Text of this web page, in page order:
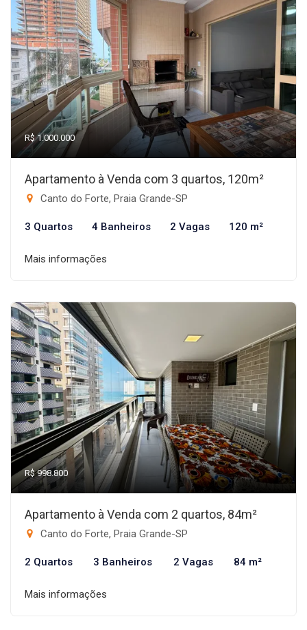
R$ 1.000.000
Apartamento à Venda com 3 quartos, 120m²
Canto do Forte, Praia Grande-SP
3 Quartos 4 Banheiros 2 Vagas 120 m²
Mais informações
R$ 998.800
Apartamento à Venda com 2 quartos, 84m²
Canto do Forte, Praia Grande-SP
2 Quartos 3 Banheiros 2 Vagas 84 m²
Mais informações